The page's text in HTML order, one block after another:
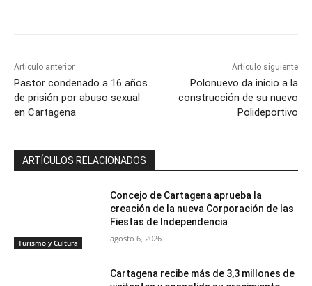
Artículo anterior
Pastor condenado a 16 años
de prisión por abuso sexual
en Cartagena
Artículo siguiente
Polonuevo da inicio a la
construcción de su nuevo
Polideportivo
ARTÍCULOS RELACIONADOS
Turismo y Cultura
Concejo de Cartagena aprueba la
creación de la nueva Corporación de las
Fiestas de Independencia
agosto 6, 2026
Cartagena recibe más de 3,3 millones de